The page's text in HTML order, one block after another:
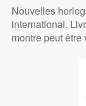
Nouvelles
international.
montre peut